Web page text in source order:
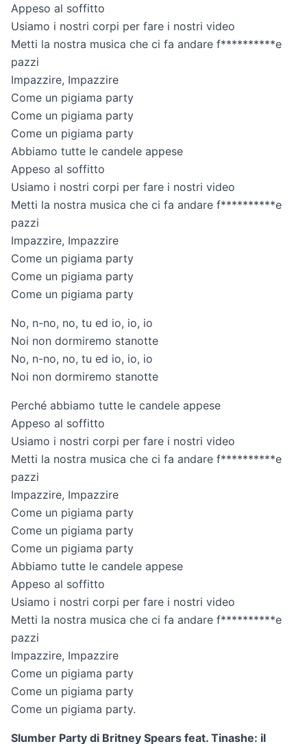
Appeso al soffitto
Usiamo i nostri corpi per fare i nostri video
Metti la nostra musica che ci fa andare f**********e
pazzi
Impazzire, Impazzire
Come un pigiama party
Come un pigiama party
Come un pigiama party
Abbiamo tutte le candele appese
Appeso al soffitto
Usiamo i nostri corpi per fare i nostri video
Metti la nostra musica che ci fa andare f**********e
pazzi
Impazzire, Impazzire
Come un pigiama party
Come un pigiama party
Come un pigiama party
No, n-no, no, tu ed io, io, io
Noi non dormiremo stanotte
No, n-no, no, tu ed io, io, io
Noi non dormiremo stanotte
Perché abbiamo tutte le candele appese
Appeso al soffitto
Usiamo i nostri corpi per fare i nostri video
Metti la nostra musica che ci fa andare f**********e
pazzi
Impazzire, Impazzire
Come un pigiama party
Come un pigiama party
Come un pigiama party
Abbiamo tutte le candele appese
Appeso al soffitto
Usiamo i nostri corpi per fare i nostri video
Metti la nostra musica che ci fa andare f**********e
pazzi
Impazzire, Impazzire
Come un pigiama party
Come un pigiama party
Come un pigiama party.
Slumber Party di Britney Spears feat. Tinashe: il